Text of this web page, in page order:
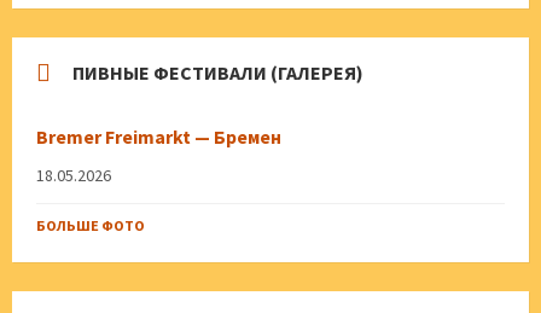
ПИВНЫЕ ФЕСТИВАЛИ (ГАЛЕРЕЯ)
Bremer Freimarkt — Бремен
18.05.2026
БОЛЬШЕ ФОТО